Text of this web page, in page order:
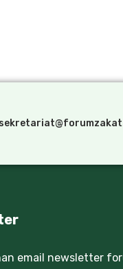
email newsletter